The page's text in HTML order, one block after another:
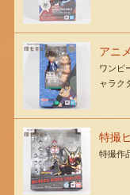
アニ
ワンピ
ャラク
特撮
特撮作